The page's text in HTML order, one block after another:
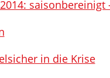
saisonbereinigt
in die Krise